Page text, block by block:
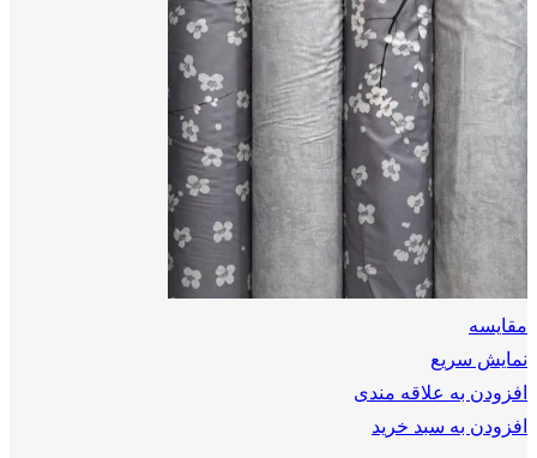
مقايسه
نمایش سریع
افزودن به علاقه مندی
افزودن به سبد خرید